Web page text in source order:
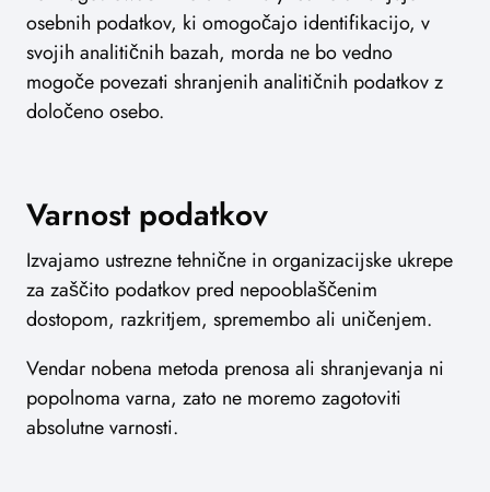
osebnih podatkov, ki omogočajo identifikacijo, v
svojih analitičnih bazah, morda ne bo vedno
mogoče povezati shranjenih analitičnih podatkov z
določeno osebo.
Varnost podatkov
Izvajamo ustrezne tehnične in organizacijske ukrepe
za zaščito podatkov pred nepooblaščenim
dostopom, razkritjem, spremembo ali uničenjem.
Vendar nobena metoda prenosa ali shranjevanja ni
popolnoma varna, zato ne moremo zagotoviti
absolutne varnosti.